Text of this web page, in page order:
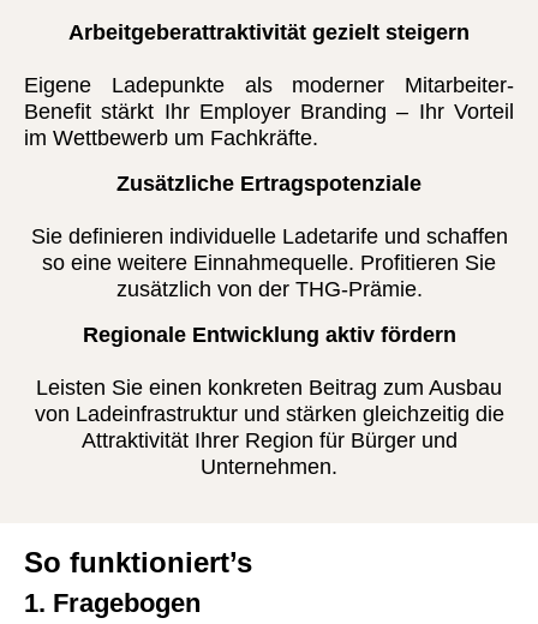
Arbeitgeberattraktivität gezielt steigern
Eigene Ladepunkte als moderner Mitarbeiter-
Benefit stärkt Ihr Employer Branding – Ihr Vorteil
im Wettbewerb um Fachkräfte.
Zusätzliche Ertragspotenziale
Sie definieren individuelle Ladetarife und schaffen
so eine weitere Einnahmequelle. Profitieren Sie
zusätzlich von der THG-Prämie.
Regionale Entwicklung aktiv fördern
Leisten Sie einen konkreten Beitrag zum Ausbau
von Ladeinfrastruktur und stärken gleichzeitig die
Attraktivität Ihrer Region für Bürger und
Unternehmen.
So funktioniert’s
1. Fragebogen